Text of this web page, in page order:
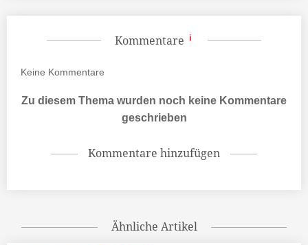
Kommentare
Keine Kommentare
Zu diesem Thema wurden noch keine Kommentare
geschrieben
Kommentare hinzufügen
Ähnliche Artikel